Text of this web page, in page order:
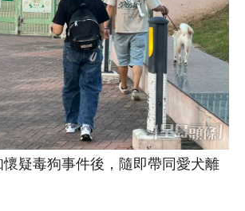
疑毒狗事件後，隨即帶同愛犬離